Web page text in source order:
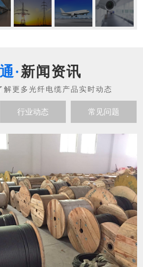
新闻资讯
行业动态 常见问题